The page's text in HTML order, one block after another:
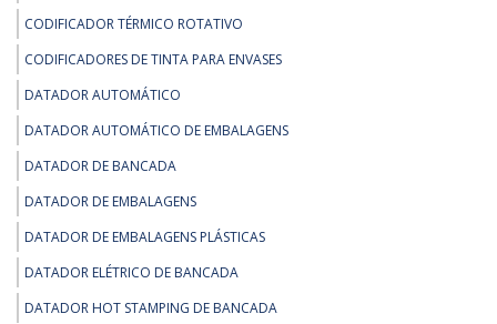
CODIFICADOR TÉRMICO ROTATIVO
CODIFICADORES DE TINTA PARA ENVASES
DATADOR AUTOMÁTICO
DATADOR AUTOMÁTICO DE EMBALAGENS
DATADOR DE BANCADA
DATADOR DE EMBALAGENS
DATADOR DE EMBALAGENS PLÁSTICAS
DATADOR ELÉTRICO DE BANCADA
DATADOR HOT STAMPING DE BANCADA